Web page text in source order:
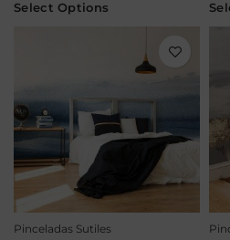
Select Options
Pinceladas Sutiles